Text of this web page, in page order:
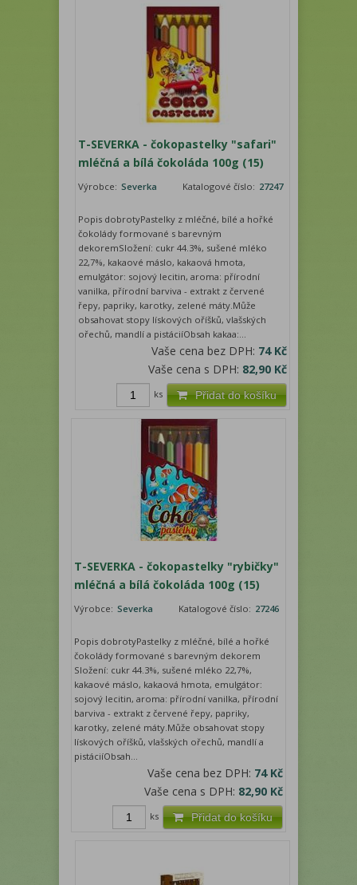
T-SEVERKA - čokopastelky "safari"
mléčná a bílá čokoláda 100g (15)
Výrobce: Severka Katalogové číslo: 27247
Popis dobrotyPastelky z mléčné, bílé a hořké
čokolády formované s barevným
dekoremSložení: cukr 44.3%, sušené mléko
22,7%, kakaové máslo, kakaová hmota,
emulgátor: sojový lecitin, aroma: přírodní
vanilka, přírodní barviva - extrakt z červené
řepy, papriky, karotky, zelené máty.Může
obsahovat stopy lískových oříšků, vlašských
ořechů, mandlí a pistáciíObsah kakaa:...
Vaše cena bez DPH: 74 Kč
Vaše cena s DPH: 82,90 Kč
Přidat do košíku
ks
T-SEVERKA - čokopastelky "rybičky"
mléčná a bílá čokoláda 100g (15)
Výrobce: Severka Katalogové číslo: 27246
Popis dobrotyPastelky z mléčné, bílé a hořké
čokolády formované s barevným dekorem
Složení: cukr 44.3%, sušené mléko 22,7%,
kakaové máslo, kakaová hmota, emulgátor:
sojový lecitin, aroma: přírodní vanilka, přírodní
barviva - extrakt z červené řepy, papriky,
karotky, zelené máty.Může obsahovat stopy
lískových oříšků, vlašských ořechů, mandlí a
pistáciíObsah...
Vaše cena bez DPH: 74 Kč
Vaše cena s DPH: 82,90 Kč
Přidat do košíku
ks